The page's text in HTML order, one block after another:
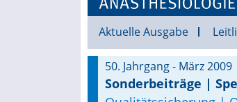
Aktuelle Ausgabe
50. Jahrgang - März 2009
Sonderbeiträge |